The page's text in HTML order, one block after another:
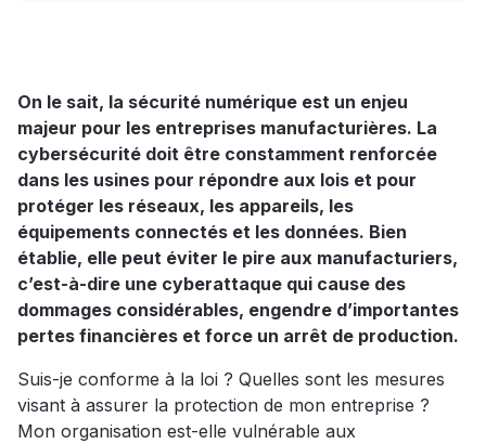
On le sait, la sécurité numérique est un enjeu
majeur pour les entreprises manufacturières. La
cybersécurité doit être constamment renforcée
dans les usines pour répondre aux lois et pour
protéger les réseaux, les appareils, les
équipements connectés et les données. Bien
établie, elle peut éviter le pire aux manufacturiers,
c’est-à-dire une cyberattaque qui cause des
dommages considérables, engendre d’importantes
pertes financières et force un arrêt de production.
Suis-je conforme à la loi ? Quelles sont les mesures
visant à assurer la protection de mon entreprise ?
Mon organisation est-elle vulnérable aux